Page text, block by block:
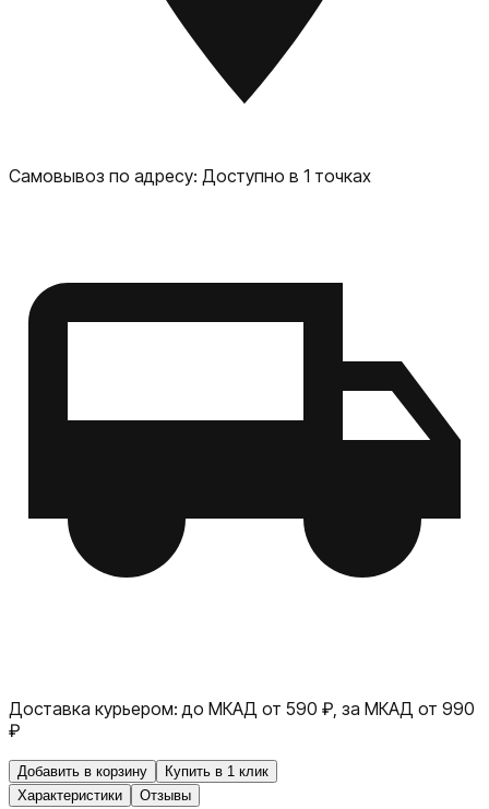
Thunderbolt 4, HDMI, слот для SDXC-карты, аудиоразъём
3,5 мм — всё, чтобы подключить профессиональные
мониторы и аксессуары. Универсальный инструмент
для творчества: монтаж видео, 3D-дизайн,
кодирование, запуск моделей ИИ — ноутбук
вариантах: «Space Black» и «Silver», выполнен из
высококачественного алюминия. Дизайн лаконичен и
Самовывоз по адресу: Доступно в 1 точках
Доставка курьером: до МКАД от 590 ₽, за МКАД от 990
₽
Добавить в корзину
Купить в 1 клик
Характеристики
Отзывы